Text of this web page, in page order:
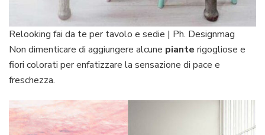
Relooking fai da te per tavolo e sedie | Ph. Designmag
Non dimenticare di aggiungere alcune piante rigogliose e
fiori colorati per enfatizzare la sensazione di pace e
freschezza.